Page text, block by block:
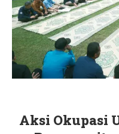
Aksi Okupasi